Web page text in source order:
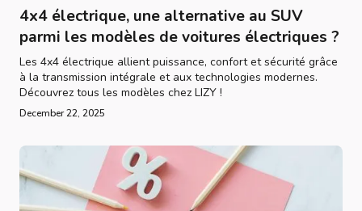
4x4 électrique, une alternative au SUV
parmi les modèles de voitures électriques ?
Les 4x4 électrique allient puissance, confort et sécurité grâce
à la transmission intégrale et aux technologies modernes.
Découvrez tous les modèles chez LIZY !
December 22, 2025